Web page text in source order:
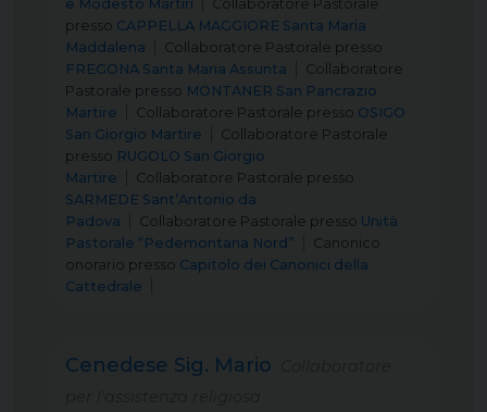
e Modesto Martiri
Collaboratore Pastorale
presso CAPPELLA MAGGIORE Santa Maria
Maddalena
Collaboratore Pastorale presso
FREGONA Santa Maria Assunta
Collaboratore
Pastorale presso MONTANER San Pancrazio
Martire
Collaboratore Pastorale presso OSIGO
San Giorgio Martire
Collaboratore Pastorale
presso RUGOLO San Giorgio
Martire
Collaboratore Pastorale presso
SARMEDE Sant’Antonio da
Padova
Collaboratore Pastorale presso Unità
Pastorale “Pedemontana Nord”
Canonico
onorario presso Capitolo dei Canonici della
Cattedrale
Cenedese Sig. Mario